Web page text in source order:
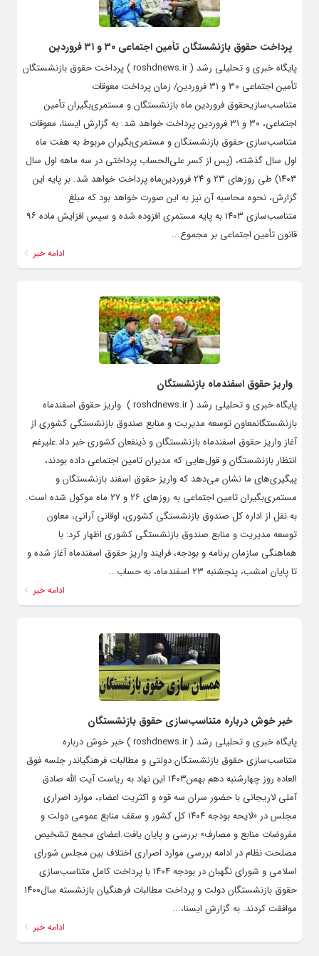
پرداخت حقوق بازنشستگان تأمین اجتماعی ۳۰ و ۳۱ فروردین
پایگاه خبری و تحلیلی رشد ( roshdnews.ir ) پرداخت حقوق بازنشستگان
تأمین اجتماعی ۳۰ و ۳۱ فروردین/ زمان پرداخت معوقات
متناسب‌سازیحقوق فروردین ماه بازنشستگان و مستمری‌بگیران تأمین
اجتماعی، ۳۰ و ۳۱ فروردین پرداخت خواهد شد. به گزارش ایسنا، معوقات
متناسب‌سازی حقوق بازنشستگان و مستمری‌بگیران مربوط به هفت ‌ماه
اول سال گذشته، (پس از کسر علی‌الحساب پرداختی در سه ماهه اول سال
۱۴۰۳) طی روزهای ۲۳ و ۲۴ فروردین‌ماه پرداخت خواهد شد. بر پایه این
گزارش، نحوه محاسبه آن نیز به این صورت خواهد بود که مبلغ
متناسب‌سازی ۱۴۰۳ به پایه مستمری افزوده شده و سپس افزایش ماده ۹۶
قانون تأمین اجتماعی بر مجموع...
ادامه خبر
واریز حقوق اسفندماه بازنشستگان
پایگاه خبری و تحلیلی رشد ( roshdnews.ir ) واریز حقوق اسفندماه
بازنشستگانمعاون توسعه مدیریت و منابع صندوق بازنشستگی کشوری از
آغاز واریز حقوق اسفندماه بازنشستگان و ذینفعان کشوری خبر داد.علیرغم
انتظار بازنشستگان و قول‌هایی که مدیران تامین اجتماعی داده بودند،
پیگیری‌های ما نشان می‌دهد که واریز حقوق اسفند بازنشستگان و
مستمری‌بگیران تامین اجتماعی به روز‌های ۲۶ و ۲۷ ماه موکول شده است.
به نقل از اداره کل صندوق بازنشستگی کشوری، اوقانی آرانی، معاون
توسعه مدیریت و منابع صندوق بازنشستگی کشوری اظهار کرد: با
هماهنگی سازمان برنامه و بودجه، فرایند واریز حقوق اسفندماه آغاز شده و
تا پایان امشب، پنجشنبه ۲۳ اسفندماه، به حساب...
ادامه خبر
خبر خوش درباره متناسب‌سازی حقوق بازنشستگان
پایگاه خبری و تحلیلی رشد ( roshdnews.ir ) خبر خوش درباره
متناسب‌سازی حقوق بازنشستگان دولتی و مطالبات فرهنگیاندر جلسه فوق
العاده روز چهارشنبه دهم بهمن۱۴۰۳ این نهاد به ریاست آیت الله صادق
آملی لاریجانی با حضور سران سه قوه و اکثریت اعضاء، موارد اصراری
مجلس در «لایحه بودجه ۱۴۰۴ کل کشور و سقف منابع عمومی دولت و
مفروضات منابع و مصارف» بررسی و پایان یافت.اعضای مجمع تشخیص
مصلحت نظام در ادامه بررسی موارد اصراری اختلاف بین مجلس شورای
اسلامی و شورای نگهبان در بودجه ۱۴۰۴ با پرداخت کامل متناسب‌سازی
حقوق بازنشستگان دولت و پرداخت مطالبات فرهنگیان بازنشسته سال۱۴۰۰
موافقت کردند. به گزارش ایسنا،...
ادامه خبر